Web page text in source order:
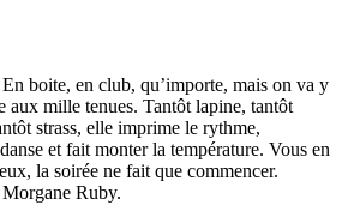
boite, en club, qu’importe, mais on va y
aux mille tenues. Tantôt lapine, tantôt
strass, elle imprime le rythme,
et fait monter la température. Vous en
la soirée ne fait que commencer.
Ruby.